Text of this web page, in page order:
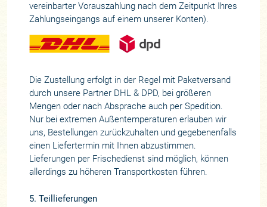
vereinbarter Vorauszahlung nach dem Zeitpunkt Ihres
Zahlungseingangs auf einem unserer Konten).
Die Zustellung erfolgt in der Regel mit Paketversand
durch unsere Partner DHL & DPD, bei größeren
Mengen oder nach Absprache auch per Spedition.
Nur bei extremen Außentemperaturen erlauben wir
uns, Bestellungen zurückzuhalten und gegebenenfalls
einen Liefertermin mit Ihnen abzustimmen.
Lieferungen per Frischedienst sind möglich, können
allerdings zu höheren Transportkosten führen.
5. Teillieferungen